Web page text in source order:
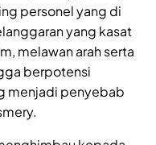
personel yang di
yang kasat
melawan arah serta
berpotensi
menjadi penyebab